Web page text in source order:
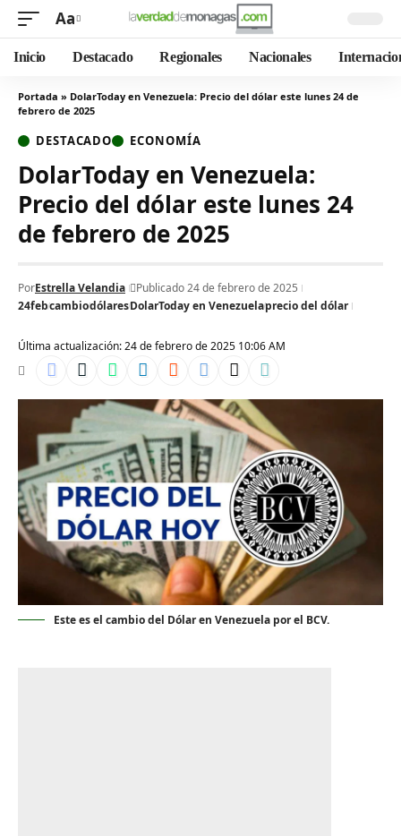
Aa
Inicio Destacado Regionales Nacionales
Portada » DolarToday en Venezuela: Precio del dólar este lunes 24 de
febrero de 2025
DESTACADO ECONOMÍA
DolarToday en Venezuela:
Precio del dólar este lunes 24
de febrero de 2025
Última actualización: 24 de febrero de 2025 10:06 AM
PorEstrella Velandia
Publicado 24 de febrero de 2025
24febcambiodólaresDolarToday en Venezuelaprecio del dólar
Este es el cambio del Dólar en Venezuela por el BCV.